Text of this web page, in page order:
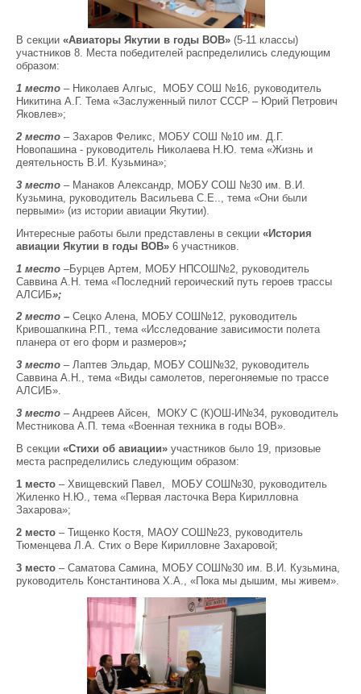
В секции «Авиаторы Якутии в годы ВОВ» (5-11 классы)
участников 8. Места победителей распределились следующим
образом:
1 место – Николаев Алгыс, МОБУ СОШ №16, руководитель
Никитина А.Г. Тема «Заслуженный пилот СССР – Юрий Петрович
Яковлев»;
2 место – Захаров Феликс, МОБУ СОШ №10 им. Д.Г.
Новопашина - руководитель Николаева Н.Ю. тема «Жизнь и
деятельность В.И. Кузьмина»;
3 место – Манаков Александр, МОБУ СОШ №30 им. В.И.
Кузьмина, руководитель Васильева С.Е.., тема «Они были
первыми» (из истории авиации Якутии).
Интересные работы были представлены в секции «История
авиации Якутии в годы ВОВ» 6 участников.
1 место –Бурцев Артем, МОБУ НПСОШ№2, руководитель
Саввина А.Н. тема «Последний героический путь героев трассы
АЛСИБ»;
2 место – Сецко Алена, МОБУ СОШ№12, руководитель
Кривошапкина Р.П., тема «Исследование зависимости полета
планера от его форм и размеров»;
3 место – Лаптев Эльдар, МОБУ СОШ№32, руководитель
Саввина А.Н., тема «Виды самолетов, перегоняемые по трассе
АЛСИБ».
3 место – Андреев Айсен, МОКУ С (К)ОШ-И№34, руководитель
Местникова А.П. тема «Военная техника в годы ВОВ».
В секции «Стихи об авиации» участников было 19, призовые
места распределились следующим образом:
1 место – Хвищевский Павел, МОБУ СОШ№30, руководитель
Жиленко Н.Ю., тема «Первая ласточка Вера Кирилловна
Захарова»;
2 место – Тищенко Костя, МАОУ СОШ№23, руководитель
Тюменцева Л.А. Стих о Вере Кирилловне Захаровой;
3 место – Саматова Самина, МОБУ СОШ№30 им. В.И. Кузьмина,
руководитель Константинова Х.А., «Пока мы дышим, мы живем».